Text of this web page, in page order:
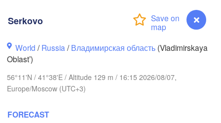
Serkovo
World /Russia /Владимирская область (Vladimirskaya
Oblast’)
56°11'N / 41°38'E / Altitude 129 m / 16:15 2026/08/07,
Europe/Moscow (UTC+3)
FORECAST
Череповец
(Cherepovets)
Вологда
(Vologda)